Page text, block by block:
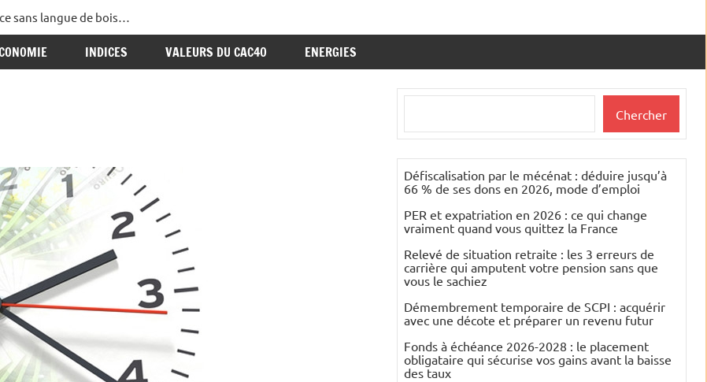
sans langue de bois…
INDICES VALEURS DU CAC40 ENERGIES
Chercher
Défiscalisation par le mécénat : déduire jusqu’à
66 % de ses dons en 2026, mode d’emploi
PER et expatriation en 2026 : ce qui change
vraiment quand vous quittez la France
Relevé de situation retraite : les 3 erreurs de
carrière qui amputent votre pension sans que
vous le sachiez
Démembrement temporaire de SCPI : acquérir
avec une décote et préparer un revenu futur
Fonds à échéance 2026-2028 : le placement
obligataire qui sécurise vos gains avant la baisse
des taux